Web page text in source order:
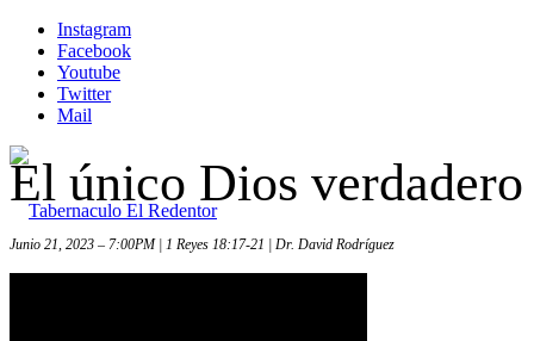
Instagram
Facebook
Youtube
Twitter
Mail
El único Dios verdadero
Junio 21, 2023 – 7:00PM | 1 Reyes 18:17-21 | Dr. David Rodríguez